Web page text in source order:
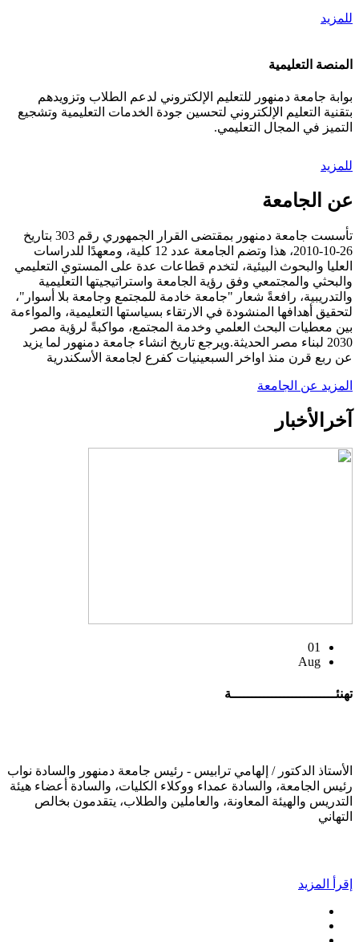
للمزيد
المنصة التعليمية
بوابة جامعة دمنهور للتعليم الإلكتروني لدعم الطلاب وتزويدهم
بتقنية التعليم الإلكتروني لتحسين جودة الخدمات التعليمية وتشجيع
التميز في المجال التعليمي.
للمزيد
عن الجامعة
تأسست جامعة دمنهور بمقتضى القرار الجمهوري رقم 303 بتاريخ
26-10-2010، هذا وتضم الجامعة عدد 12 كلية، ومعهدًا للدراسات
العليا والبحوث البيئية، لتخدم قطاعات عدة على المستوي التعليمي
والبحثي والمجتمعي وفق رؤية الجامعة واستراتيجيتها التعليمية
والتدريبية، رافعةً شعار "جامعة خادمة للمجتمع وجامعة بلا أسوار"،
لتحقيق أهدافها المنشودة في الارتقاء بسياستها التعليمية، والمواءمة
بين معطيات البحث العلمي وخدمة المجتمع، مواكبةً لرؤية مصر
2030 لبناء مصر الحديثة.ويرجع تاريخ انشاء جامعة دمنهور لما يزيد
عن ربع قرن منذ اواخر السبعينيات كفرع لجامعة الأسكندرية
المزيد عن الجامعة
آخر الأخبار
01
Aug
تهنئــــــــــــــــــــــــــة
الأستاذ الدكتور / إلهامي ترابيس - رئيس جامعة دمنهور والسادة نواب
رئيس الجامعة، والسادة عمداء ووكلاء الكليات، والسادة أعضاء هيئة
التدريس والهيئة المعاونة، والعاملين والطلاب، يتقدمون بخالص
التهاني
إقرأ المزيد